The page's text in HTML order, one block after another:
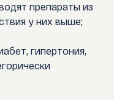
препараты из
у них выше;
гипертония,